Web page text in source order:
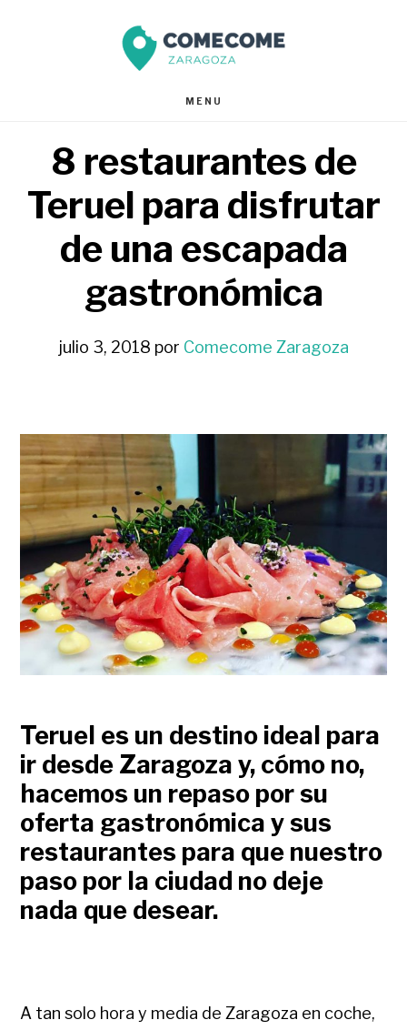
página
MENU
8 restaurantes de
Teruel para disfrutar
de una escapada
gastronómica
julio 3, 2018 por Comecome Zaragoza
Teruel es un destino ideal para
ir desde Zaragoza y, cómo no,
hacemos un repaso por su
oferta gastronómica y sus
restaurantes para que nuestro
paso por la ciudad no deje
nada que desear.
A tan solo hora y media de Zaragoza en coche,